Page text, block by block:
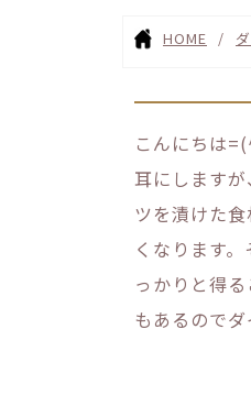
HOME
こんにちは
耳にします
ツを漬けた
くなります
っかりと得
もあるので